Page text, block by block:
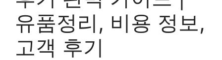
유품정리, 비용 정보,
고객 후기